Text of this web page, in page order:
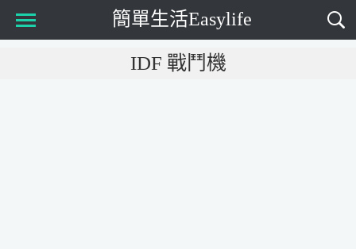
簡單生活Easylife
IDF 戰鬥機